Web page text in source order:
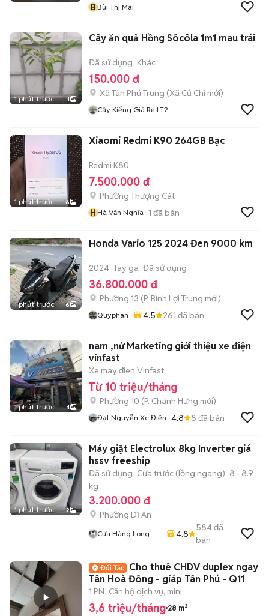
BBùi Thị Mai
1 phút trước 1
Cây ăn quả Hồng Sôcôla 1m1 mau trái
Đã sử dụng Khác
150.000 đ
Xã Tân Phú Trung (Xã Củ Chi mới)
Cây Kiểng Giá Rẻ LT2
1 phút trước 6
Xiaomi Redmi K90 264GB Bạc
Redmi K80
7.500.000 đ
Phường Thượng Cát
HHà Văn Nghĩa 1 đã bán
1 phút trước 6
Honda Vario 125 2024 Đen 9000 km
2024 Tay ga Đã sử dụng
36.800.000 đ
Phường 13 (P. Bình Lợi Trung mới)
Quyphan 4.5 261 đã bán
1 phút trước 4
nam ,nử Marketing giới thiệu xe điện
vinfast
Xe may đien Vinfast
Từ 10 triệu/tháng
Phường 10 (P. Chánh Hưng mới)
Đạt Nguyễn Xe Điện 4.8 8 đã bán
1 phút trước 2
Máy giặt Electrolux 8kg Inverter giá
hssv freeship
Đã sử dụng Cửa trước (lồng ngang) 8 - 8.9
kg
3.200.000 đ
Phường Dĩ An
Cửa Hàng Long
4.8
584đã
bán
Cho thuê CHDV duplex ngay
Tân Hoà Đông - giáp Tân Phú - Q11
1 PN Căn hộ dịch vụ, mini
3,6 triệu/tháng 28 m²